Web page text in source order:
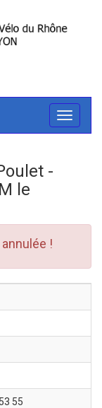
Toggle
-
le
!
55